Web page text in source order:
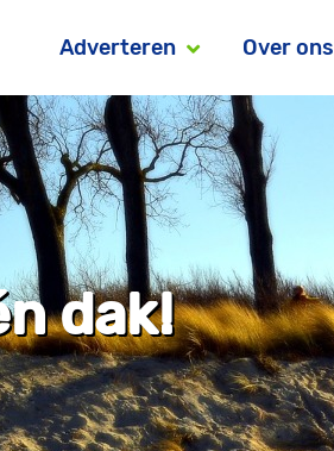
Adverteren Over ons
dak!